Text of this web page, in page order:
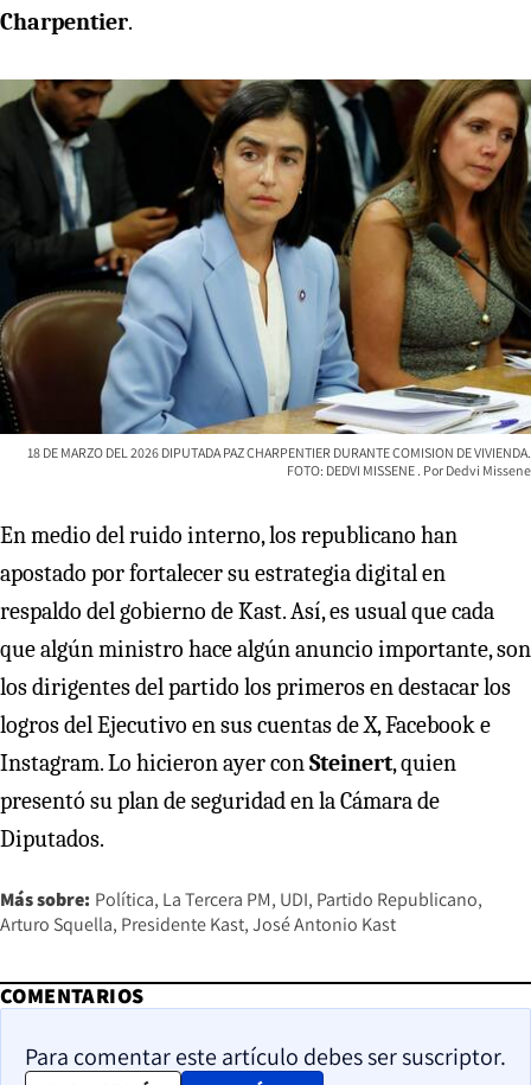
Charpentier.
18 DE MARZO DEL 2026 DIPUTADA PAZ CHARPENTIER DURANTE COMISION DE VIVIENDA.
FOTO: DEDVI MISSENE
Dedvi Missene
En medio del ruido interno, los republicano han
apostado por fortalecer su estrategia digital en
respaldo del gobierno de Kast. Así, es usual que cada
que algún ministro hace algún anuncio importante, son
los dirigentes del partido los primeros en destacar los
logros del Ejecutivo en sus cuentas de X, Facebook e
Instagram. Lo hicieron ayer conSteinert, quien
presentó su plan de seguridad en la Cámara de
Diputados.
Más sobre: Política La Tercera PM UDI Partido Republicano
Arturo Squella Presidente Kast José Antonio Kast
COMENTARIOS
Para comentar este artículo debes ser suscriptor.